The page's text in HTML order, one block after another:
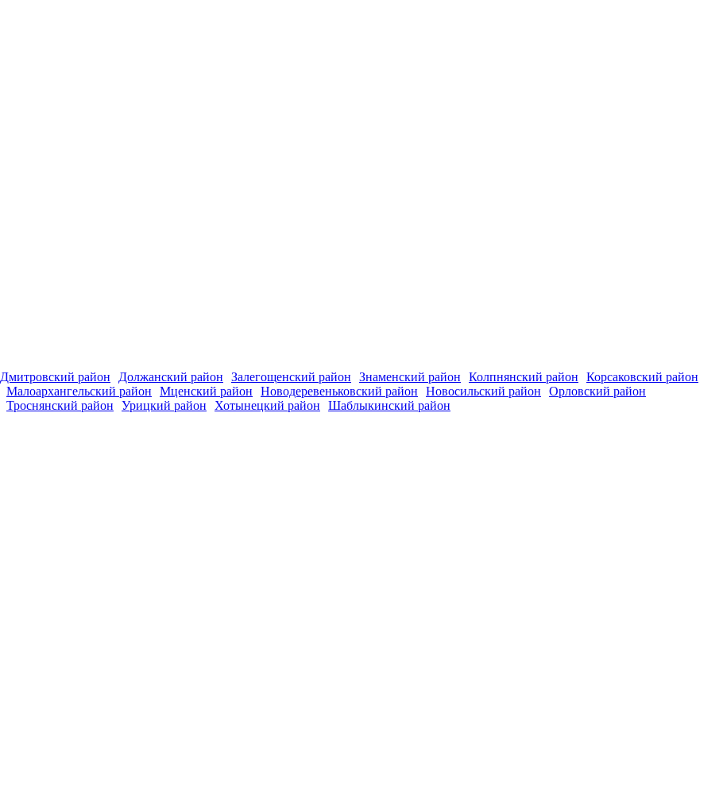
Дмитровский район Должанский район Залегощенский район Знаменский район Колпнянский район
Корсаковский район
Малоархангельский район Мценский район Новодеревеньковский район Новосильский район
Орловский район
Троснянский район Урицкий район Хотынецкий район Шаблыкинский район